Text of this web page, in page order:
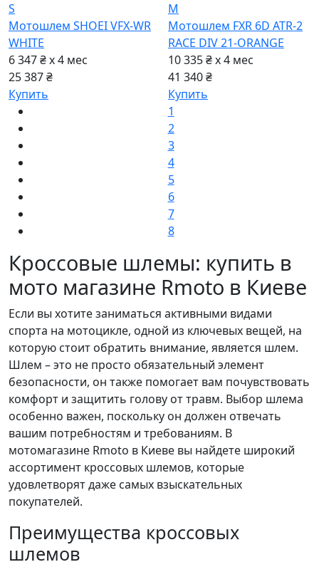
Кроссовые шлемы: купить в
мото магазине Rmoto в Киеве
Если вы хотите заниматься активными видами
спорта на мотоцикле, одной из ключевых вещей, на
которую стоит обратить внимание, является шлем.
Шлем – это не просто обязательный элемент
безопасности, он также помогает вам почувствовать
комфорт и защитить голову от травм. Выбор шлема
особенно важен, поскольку он должен отвечать
вашим потребностям и требованиям. В
мотомагазине Rmoto в Киеве вы найдете широкий
ассортимент кроссовых шлемов, которые
удовлетворят даже самых взыскательных
покупателей.
Преимущества кроссовых
шлемов
S
Мотошлем SHOEI VFX-WR
WHITE
6 347 ₴ x 4 мес
25 387 ₴
Купить
M
Мотошлем FXR 6D ATR-2
RACE DIV 21-ORANGE
10 335 ₴ x 4 мес
41 340 ₴
Купить
1
2
3
4
5
6
7
8